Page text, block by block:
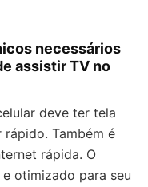
necessários
assistir TV no
deve ter tela
Também é
rápida. O
otimizado para seu